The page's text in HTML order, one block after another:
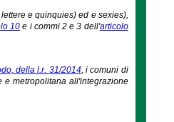
e quinquies) ed e sexies),
10 e i commi 2 e 3 dell'articolo
della l.r. 31/2014, i comuni di
e metropolitana all'integrazione